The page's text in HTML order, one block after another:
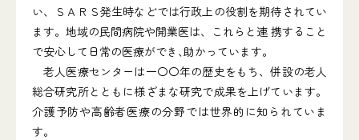
い、ＳＡＲＳ発生時などでは行政上の役割を期待されてい
ます。地域の民間病院や開業医は、これらと連 携すること
で安心して日常の医療ができ､助かっています｡
老人医療センターは一〇〇年の歴史をもち、併設の老人
総合研究所とともに様ざまな研究で成果を上げています。
介護予防や高齢者医療の分野では世界的に知られていま
す。